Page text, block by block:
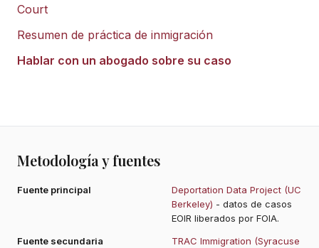
Court
Resumen de práctica de inmigración
Hablar con un abogado sobre su caso
Metodología y fuentes
Fuente principal
Deportation Data Project (UC
Berkeley) - datos de casos
EOIR liberados por FOIA.
Fuente secundaria
TRAC Immigration (Syracuse